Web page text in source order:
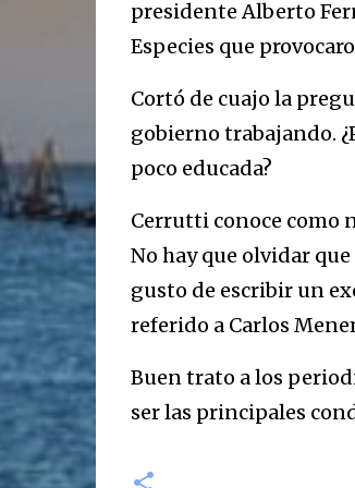
presidente Alberto
Especies que
Cortó de cuajo la
gobierno trabajando.
poco educada?
Cerrutti conoce como
No hay que olvidar
gusto de escribir un
referido a Carlos
Buen trato a los
ser las principales